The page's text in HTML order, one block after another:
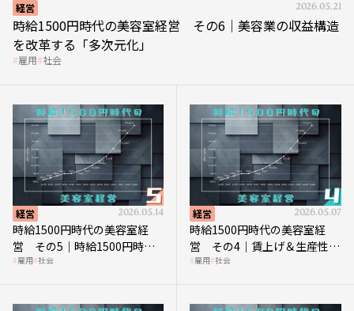
経営 2026.05.21
時給1500円時代の美容室経営 その6｜美容業の収益構造
を改革する「多次元化」
雇用 社会
経営 2026.05.14
時給1500円時代の美容室経
営 その5｜時給1500円時代
の到来は美容業の収益構造を
雇用 社会
経営 2026.05.07
時給1500円時代の美容室経
営 その4｜賃上げ＆生産性向
上につなげる賢い助成金活用
雇用 社会